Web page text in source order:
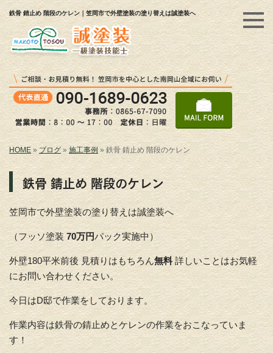
鉄骨 錆止め 階段のケレン｜笠岡市で外壁塗装の塗り替えは誠塗装へ
HOME» ブログ» 施工事例 » 鉄骨 錆止め 階段のケレン
鉄骨 錆止め 階段のケレン
笠岡市で外壁塗装の塗り替えは誠塗装へ
（フッソ塗装 70万円パック実施中）
外壁180平米前後 見積りはもちろん無料詳しいことはお気軽
にお問い合わせください。
今日はD邸で作業をしております。
作業内容は鉄骨の錆止めとケレンの作業をおこなっていま
す！